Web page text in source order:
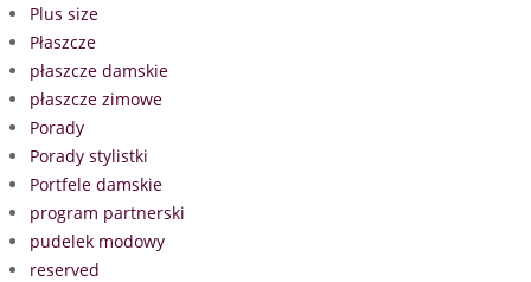
Plus size
Płaszcze
płaszcze damskie
płaszcze zimowe
Porady
Porady stylistki
Portfele damskie
program partnerski
pudelek modowy
reserved